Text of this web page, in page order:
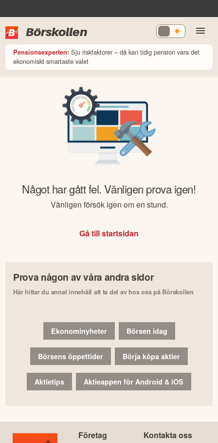
Börskollen
Pensionsexperten: Sju riskfaktorer – då kan tidig pension vara det
ekonomiskt smartaste valet
Något har gått fel. Vänligen prova igen!
Vänligen försök igen om en stund.
Gå till startsidan
Prova någon av våra andra sidor
Här hittar du annat innehåll att ta del av hos oss på Börskollen
Ekonominyheter Börsen idag
Börsens öppettider Börja köpa aktier
Aktietips Aktieappen för Android & iOS
Företag Kontakta oss